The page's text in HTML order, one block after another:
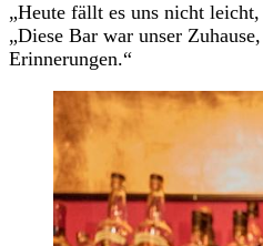
„Heute fällt es uns nicht
„Diese Bar war unser
Erinnerungen.“